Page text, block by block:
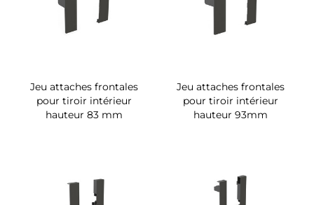
Jeu attaches frontales
pour tiroir intérieur
hauteur 83 mm
Jeu attaches frontales
pour tiroir intérieur
hauteur 93mm